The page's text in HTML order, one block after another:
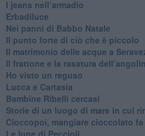
​I jeans nell’armadio
Erbadiluce
Nei panni di Babbo Natale
​Il punto forte di ciò che è piccolo
​Il matrimonio delle acque a
​Il frattone e la rasatura
​Ho visto un reguso
Lucca e Cartasia
Bambine Ribelli cercasi
Storie di un luogo di mare in cui
Cioccopoi, mangiare cioccolato
​Le lune di Peccioli